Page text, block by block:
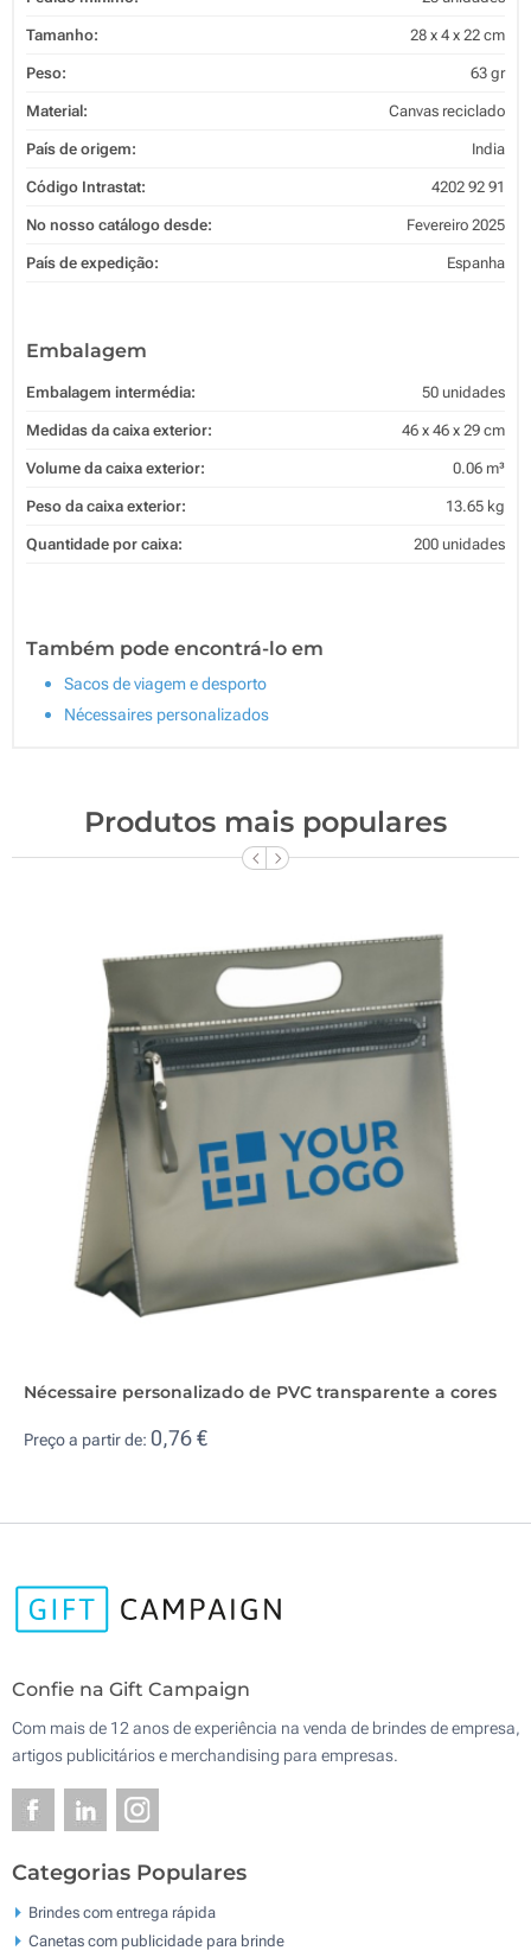
Tamanho: 28 x 4 x 22 cm
Peso: 63 gr
Material: Canvas reciclado
País de origem: India
Código Intrastat: 4202 92 91
No nosso catálogo desde: Fevereiro 2025
País de expedição: Espanha
Embalagem
Embalagem intermédia: 50 unidades
Medidas da caixa exterior: 46 x 46 x 29 cm
Volume da caixa exterior: 0.06 m³
Peso da caixa exterior: 13.65 kg
Quantidade por caixa: 200 unidades
Também pode encontrá-lo em
Sacos de viagem e desporto
Nécessaires personalizados
Produtos mais populares
Nécessaire personalizado de PVC transparente a cores
Preço a partir de: 0,76 €
Confie na Gift Campaign
Com mais de 12 anos de experiência na venda de brindes de empresa,
artigos publicitários e merchandising para empresas.
Categorias Populares
Brindes com entrega rápida
Canetas com publicidade para brinde